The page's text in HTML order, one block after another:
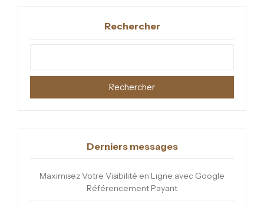
Rechercher
Rechercher
Derniers messages
Maximisez Votre Visibilité en Ligne avec Google
Référencement Payant